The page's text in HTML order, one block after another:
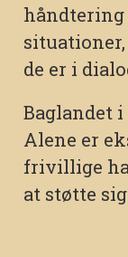
håndtering
situationer,
de er i
Baglandet
Alene er
frivillige
at støtte